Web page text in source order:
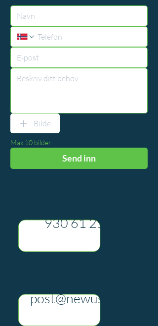
Bilde
Max 10 bilder
Send inn
930 61 255
post@newuse.no